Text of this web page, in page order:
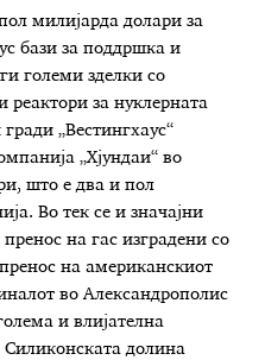
милијарда долари за
бази за поддршка и
големи зделки со
за нуклерната
„Вестингхаус“
„Хјундаи“ во
што е два и пол
Во тек се и значајни
на гас изградени со
на американскиот
во Александрополис
и влијателна
Силиконската долина